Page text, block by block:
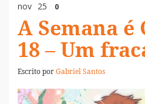
nov 25 0
A Semana é
18 – Um
Escrito porGabriel Santos